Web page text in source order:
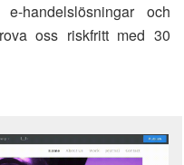
e-handelslösningar och
oss riskfritt med 30